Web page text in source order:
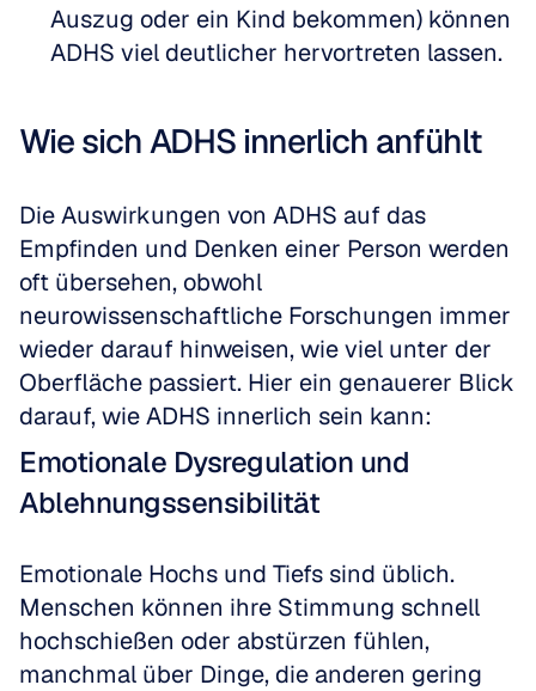
Auszug oder ein Kind bekommen) können
ADHS viel deutlicher hervortreten lassen.
Wie sich ADHS innerlich anfühlt
Die Auswirkungen von ADHS auf das
Empfinden und Denken einer Person werden
oft übersehen, obwohl
neurowissenschaftliche Forschungen immer
wieder darauf hinweisen, wie viel unter der
Oberfläche passiert. Hier ein genauerer Blick
darauf, wie ADHS innerlich sein kann:
Emotionale Dysregulation und
Ablehnungssensibilität
Emotionale Hochs und Tiefs sind üblich.
Menschen können ihre Stimmung schnell
hochschießen oder abstürzen fühlen,
manchmal über Dinge, die anderen gering